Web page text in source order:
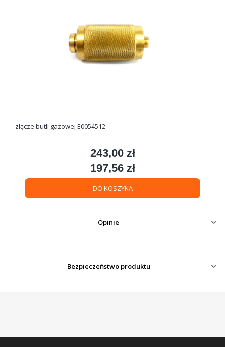
złącze butli gazowej E0054512
Cena
243,00 zł
Cena
197,56 zł
DO KOSZYKA
Opinie
Bezpieczeństwo produktu